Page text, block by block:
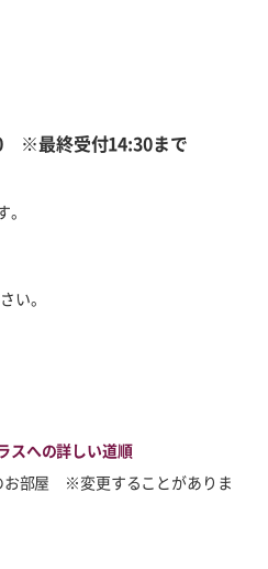
※最終受付14:30まで
い。
スへの詳しい道順
お部屋 ※変更することがありま